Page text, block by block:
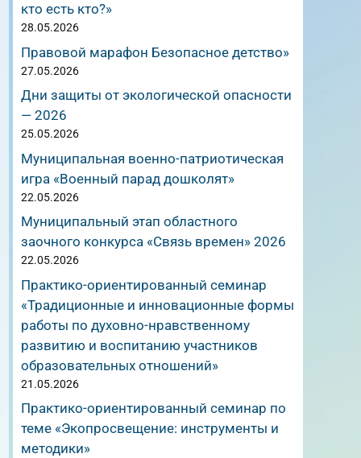
кто есть кто?»
28.05.2026
Правовой марафон Безопасное детство»
27.05.2026
Дни защиты от экологической опасности
— 2026
25.05.2026
Муниципальная военно-патриотическая
игра «Военный парад дошколят»
22.05.2026
Муниципальный этап областного
заочного конкурса «Связь времен» 2026
22.05.2026
Практико-ориентированный семинар
«Традиционные и инновационные формы
работы по духовно-нравственному
развитию и воспитанию участников
образовательных отношений»
21.05.2026
Практико-ориентированный семинар по
теме «Экопросвещение: инструменты и
методики»